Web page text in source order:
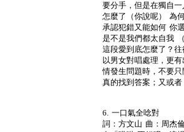
要分手，但是在獨自
怎麼了（你說呢） 為
承認犯錯又能如何 你
是不是我們都太自我
這段愛到底怎麼了？
以男女對唱處理，更
情發生問題時，不要
真的找到答案；又或
6. 一口氣全唸對
詞：方文山 曲：周杰